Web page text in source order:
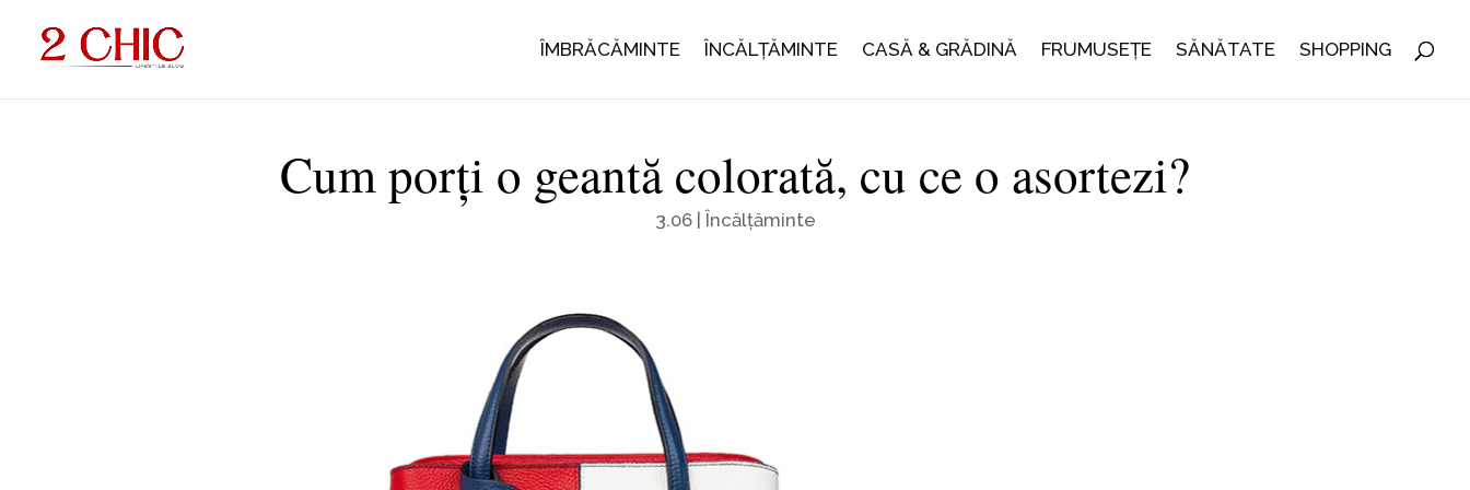
ÎMBRĂCĂMINTE ÎNCĂLȚĂMINTE CASĂ & GRĂDINĂ FRUMUSEȚE SĂNĂTATE SHOPPING
Cum porți o geantă colorată, cu ce o asortezi?
3.06| Încălțăminte